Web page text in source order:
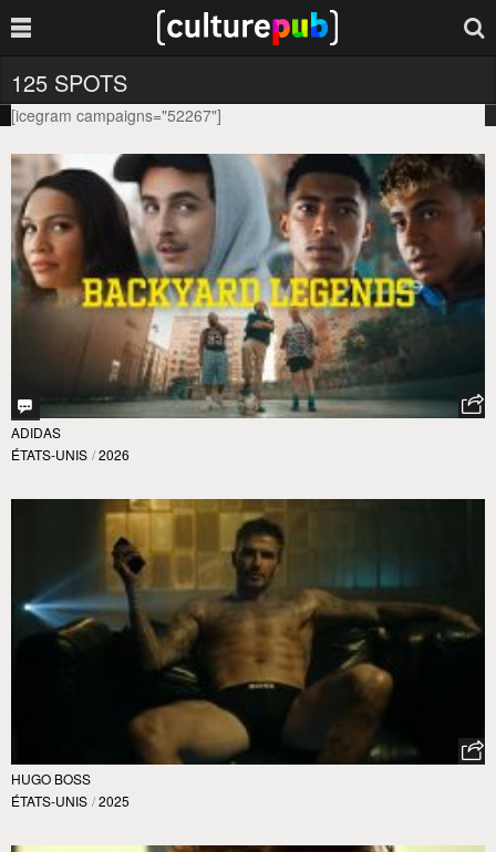
125 SPOTS
[icegram campaigns="52267"]
ADIDAS
ÉTATS-UNIS / 2026
HUGO BOSS
ÉTATS-UNIS / 2025